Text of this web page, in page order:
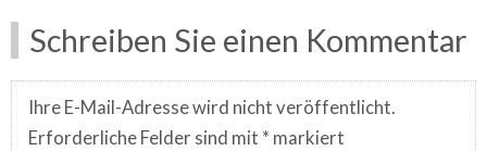
Schreiben Sie einen Kommentar
Ihre E-Mail-Adresse wird nicht veröffentlicht.
Erforderliche Felder sind mit * markiert